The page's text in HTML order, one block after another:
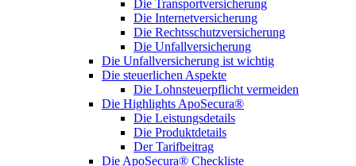
Die Transportversicherung
Die Internetversicherung
Die Rechtsschutzversicherung
Die Unfallversicherung
Die Unfallversicherung ist wichtig
Die steuerlichen Aspekte
Die Lohnsteuerpflicht vermeiden
Die Highlights ApoSecura®
Die Leistungsdetails
Die Produktdetails
Der Tarifbeitrag
Die ApoSecura® Checkliste